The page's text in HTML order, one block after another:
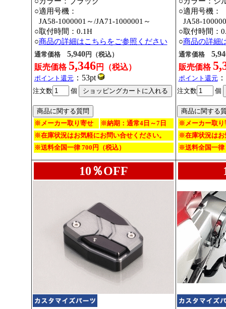
○適用号機：
JA58-1000001～/JA71-1000001～
○取付時間：0.1H
○商品の詳細はこちらをご参照ください
通常価格 5,940円（税込）
販売価格 5,346円（税込）
ポイント還元：53pt
注文数 個
※メーカー取り寄せ
※納期：通常4日～7日
※在庫状況はお気軽にお問い合せください。
※送料全国一律 700円（税込）
○適用号機：
JA58-
○取付時間：
○商品の詳細
通常価格
販売価格
ポイント還元
注文数 個
※メーカー取り
※在庫状況はお
※送料全国一律
10％OFF